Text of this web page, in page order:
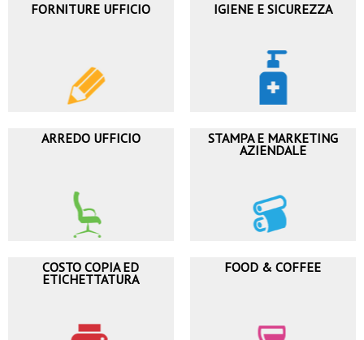
FORNITURE UFFICIO IGIENE E SICUREZZA
ARREDO UFFICIO STAMPA E MARKETING
AZIENDALE
COSTO COPIA ED
ETICHETTATURA
FOOD & COFFEE